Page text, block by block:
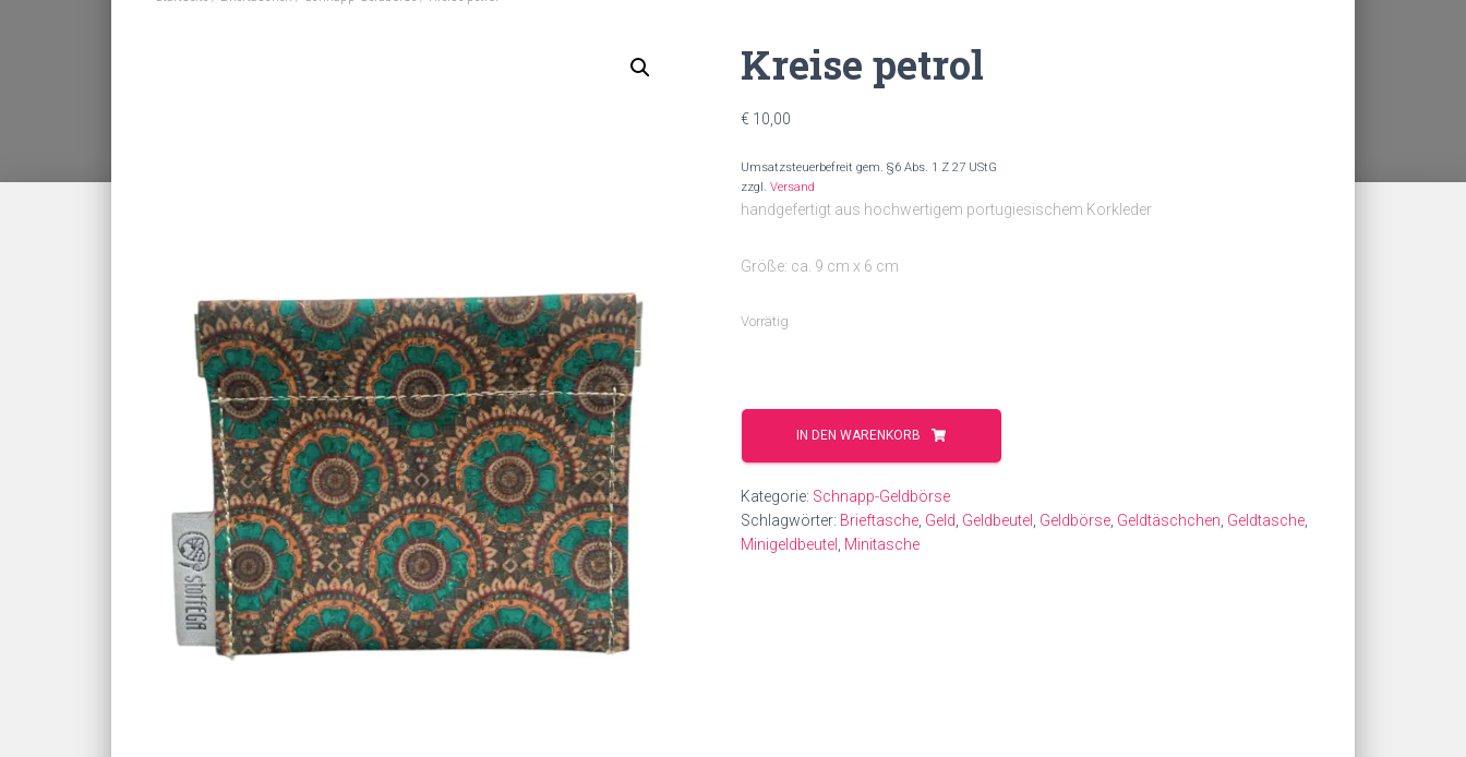
Kreise petrol
€ 10,00
Umsatzsteuerbefreit gem. §6 Abs. 1 Z 27 UStG
zzgl. Versand
handgefertigt aus hochwertigem portugiesischem Korkleder
Größe: ca. 9 cm x 6 cm
Vorrätig
Kreise
Menge
IN DEN WARENKORB
Kategorie: Schnapp-Geldbörse
Schlagwörter: Brieftasche Geld Geldbeutel Geldbörse Geldtäschchen Geldtasche
Minigeldbeutel
Minitasche